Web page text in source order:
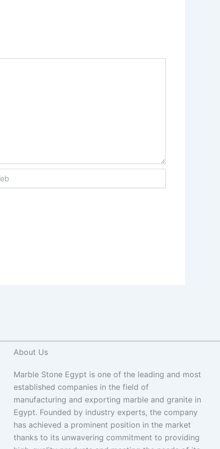
About Us
Marble Stone Egypt is one of the leading and most
established companies in the field of
manufacturing and exporting marble and granite in
Egypt. Founded by industry experts, the company
has achieved a prominent position in the market
thanks to its unwavering commitment to providing